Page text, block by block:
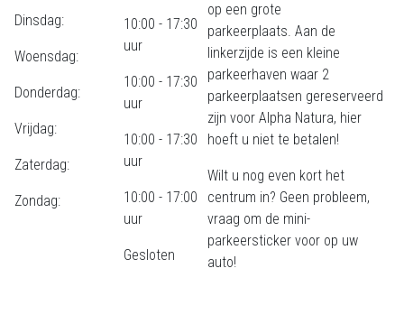
Dinsdag:
Woensdag:
Donderdag:
Vrijdag:
Zaterdag:
Zondag:
10:00 - 17:30
uur
10:00 - 17:30
uur
10:00 - 17:30
uur
10:00 - 17:00
uur
Gesloten
op een grote
parkeerplaats. Aan de
linkerzijde is een kleine
parkeerhaven waar 2
parkeerplaatsen gereserveerd
zijn voor Alpha Natura, hier
hoeft u niet te betalen!
Wilt u nog even kort het
centrum in? Geen probleem,
vraag om de mini-
parkeersticker voor op uw
auto!